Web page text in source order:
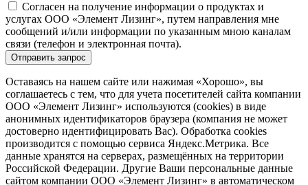
Согласен на получение информации о продуктах и
услугах ООО «Элемент Лизинг», путем направления мне
сообщений и/или информации по указанным мною каналам
связи (телефон и электронная почта).
Отправить запрос
Оставаясь на нашем сайте или нажимая «Хорошо», вы
соглашаетесь с тем, что для учета посетителей сайта компании
ООО «Элемент Лизинг» используются (cookies) в виде
анонимных идентификаторов браузера (компания не может
достоверно идентифицировать Вас). Обработка cookies
производится с помощью сервиса Яндекс.Метрика. Все
данные хранятся на серверах, размещённых на территории
Российской Федерации. Другие Ваши персональные данные
сайтом компании ООО «Элемент Лизинг» в автоматическом